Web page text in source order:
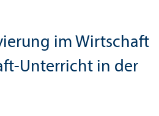
im Wirtschaft
Unter­richt in der